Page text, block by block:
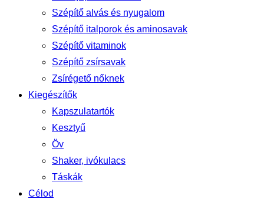
Szépítő alvás és nyugalom
Szépítő italporok és aminosavak
Szépítő vitaminok
Szépítő zsírsavak
Zsírégető nőknek
Kiegészítők
Kapszulatartók
Kesztyű
Öv
Shaker, ivókulacs
Táskák
Célod